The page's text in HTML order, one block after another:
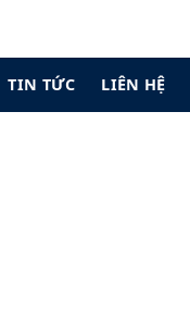
TIN TỨC LIÊN HỆ